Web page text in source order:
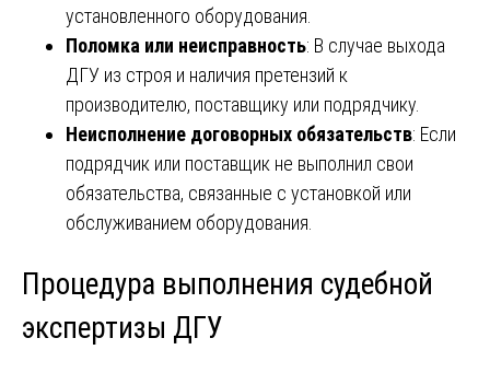
установленного оборудования.
Поломка или неисправность: В случае выхода
ДГУ из строя и наличия претензий к
производителю, поставщику или подрядчику.
Неисполнение договорных обязательств: Если
подрядчик или поставщик не выполнил свои
обязательства, связанные с установкой или
обслуживанием оборудования.
Процедура выполнения судебной
экспертизы ДГУ